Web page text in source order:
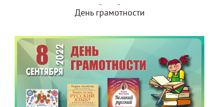
День грамотности